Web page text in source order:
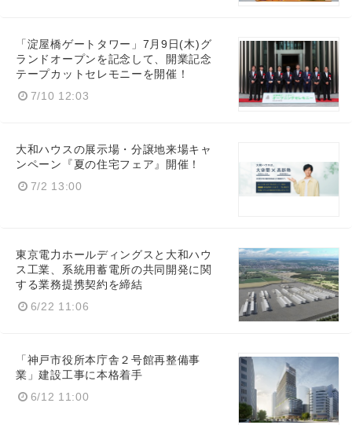
「淀屋橋ゲートタワー」7月9日(木)グ
ランドオープンを記念して、開業記念
テープカットセレモニーを開催！
7/10 12:03
大和ハウスの展示場・分譲地来場キャ
ンペーン『夏の住宅フェア』開催！
7/2 13:00
東京電力ホールディングスと大和ハウ
ス工業、系統用蓄電所の共同開発に関
する業務提携契約を締結
6/22 11:06
「神戸市役所本庁舎２号館再整備事
業」建設工事に本格着手
6/12 11:00